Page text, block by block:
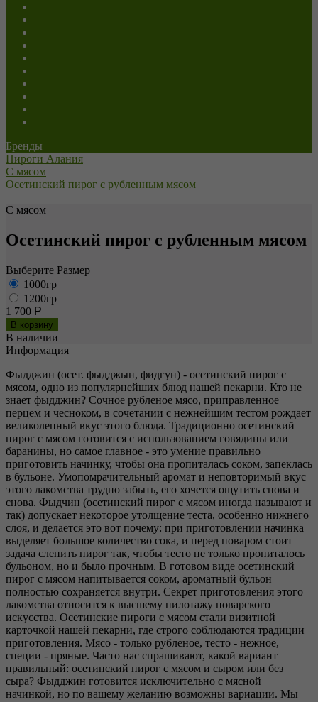
Бренды
Пироги Алания
С мясом
Осетинский пирог с рубленным мясом
С мясом
Осетинский пирог с рубленным мясом
Выберите Размер
1000гр
1200гр
1 700 Р
В наличии
Информация
Фыдджин (осет. фыдджын, фидгун) - осетинский пирог с
мясом, одно из популярнейших блюд нашей пекарни. Кто не
знает фыдджин? Сочное рубленое мясо, приправленное
перцем и чесноком, в сочетании с нежнейшим тестом рождает
великолепный вкус этого блюда. Традиционно осетинский
пирог с мясом готовится с использованием говядины или
баранины, но самое главное - это умение правильно
приготовить начинку, чтобы она пропиталась соком, запеклась
в бульоне. Умопомрачительный аромат и неповторимый вкус
этого лакомства трудно забыть, его хочется ощутить снова и
снова. Фыдчин (осетинский пирог с мясом иногда называют и
так) допускает некоторое утолщение теста, особенно нижнего
слоя, и делается это вот почему: при приготовлении начинка
выделяет большое количество сока, и перед поваром стоит
задача слепить пирог так, чтобы тесто не только пропиталось
бульоном, но и было прочным. В готовом виде осетинский
пирог с мясом напитывается соком, ароматный бульон
полностью сохраняется внутри. Секрет приготовления этого
лакомства относится к высшему пилотажу поварского
искусства. Осетинские пироги с мясом стали визитной
карточкой нашей пекарни, где строго соблюдаются традиции
приготовления. Мясо - только рубленое, тесто - нежное,
специи - пряные. Часто нас спрашивают, какой вариант
правильный: осетинский пирог с мясом и сыром или без
сыра? Фыдджин готовится исключительно с мясной
начинкой, но по вашему желанию возможны вариации. Мы